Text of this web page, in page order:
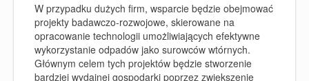
W przypadku dużych firm, wsparcie będzie obejmować
projekty badawczo-rozwojowe, skierowane na
opracowanie technologii umożliwiających efektywne
wykorzystanie odpadów jako surowców wtórnych.
Głównym celem tych projektów będzie stworzenie
bardziej wydajnej gospodarki poprzez zwiększenie